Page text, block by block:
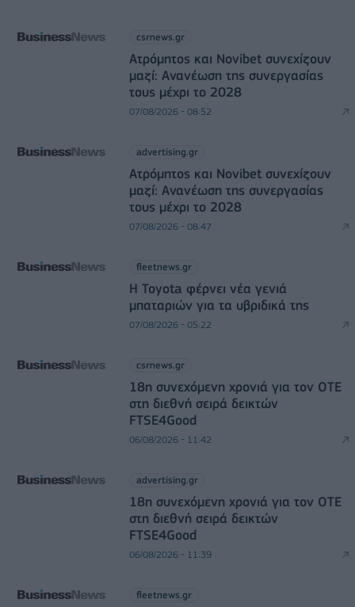
csrnews.gr
Ατρόμητος και Novibet συνεχίζουν
μαζί: Ανανέωση της συνεργασίας
τους μέχρι το 2028
07/08/2026 - 08:52
advertising.gr
Ατρόμητος και Novibet συνεχίζουν
μαζί: Ανανέωση της συνεργασίας
τους μέχρι το 2028
07/08/2026 - 08:47
fleetnews.gr
Η Toyota φέρνει νέα γενιά
μπαταριών για τα υβριδικά της
07/08/2026 - 05:22
csrnews.gr
18η συνεχόμενη χρονιά για τον ΟΤΕ
στη διεθνή σειρά δεικτών
FTSE4Good
06/08/2026 - 11:42
advertising.gr
18η συνεχόμενη χρονιά για τον ΟΤΕ
στη διεθνή σειρά δεικτών
FTSE4Good
06/08/2026 - 11:39
fleetnews.gr